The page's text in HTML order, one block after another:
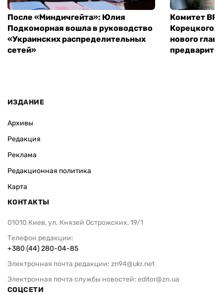
После «Миндичгейта»: Юлия
Подкоморная вошла в руководство
«Украинских распределительных
сетей»
Комитет ВР
Корецкого,
нового
ИЗДАНИЕ
Архивы
Редакция
Реклама
Редакционная политика
Карта
КОНТАКТЫ
01010 Киев, ул. Князей Острожских, 19/1
Телефон редакции:
+380 (44) 280-04-85
Электронная почта редакции: zn94@ukr.net
Электронная почта службы новостей: editor@zn.ua
СОЦСЕТИ